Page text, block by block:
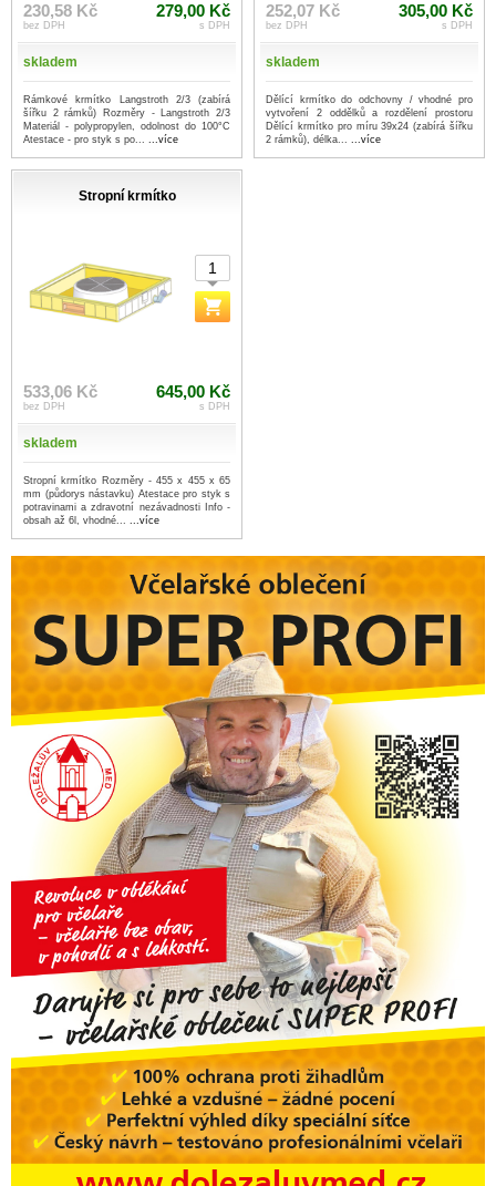
230,58 Kč
bez DPH
279,00 Kč
s DPH
skladem
Rámkové krmítko Langstroth 2/3 (zabírá
šířku 2 rámků) Rozměry - Langstroth 2/3
Materiál - polypropylen, odolnost do 100°C
Atestace - pro styk s po... ...více
252,07 Kč
bez DPH
305,00 Kč
s DPH
skladem
Dělící krmítko do odchovny / vhodné pro
vytvoření 2 oddělků a rozdělení prostoru
Dělící krmítko pro míru 39x24 (zabírá šířku
2 rámků), délka... ...více
Stropní krmítko
533,06 Kč
bez DPH
645,00 Kč
s DPH
skladem
Stropní krmítko Rozměry - 455 x 455 x 65
mm (půdorys nástavku) Atestace pro styk s
potravinami a zdravotní nezávadnosti Info -
obsah až 6l, vhodné... ...více